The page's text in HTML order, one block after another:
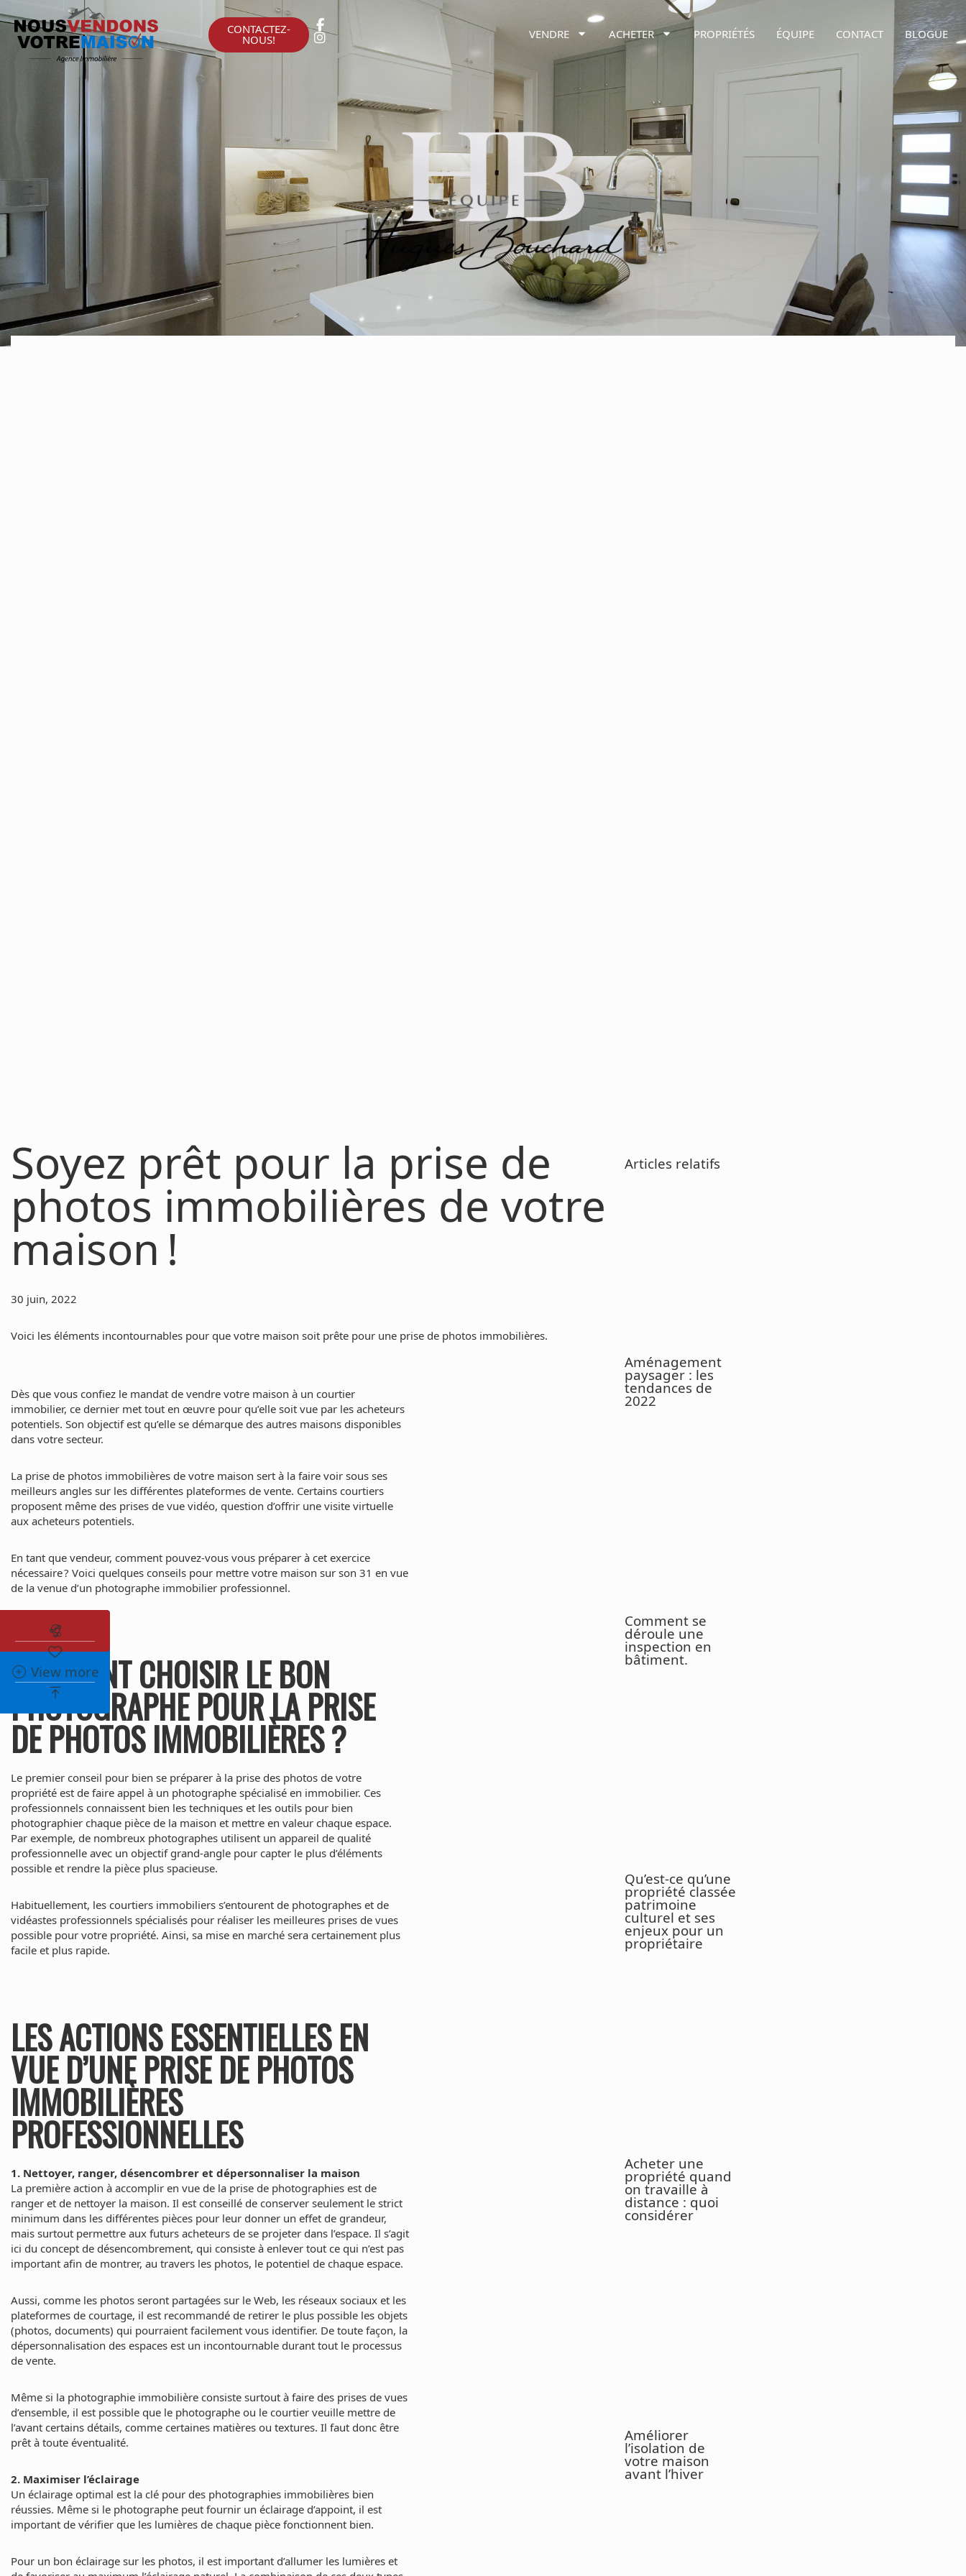
CONTACTEZ-
NOUS! VENDRE ACHETER PROPRIÉTÉS ÉQUIPE CONTACT BLOGUE
Soyez prêt pour la prise de
photos immobilières de votre
maison !
30 juin, 2022
Voici les éléments incontournables pour que votre maison soit prête pour une prise de photos immobilières.
Dès que vous confiez le mandat de vendre votre maison à un courtier
immobilier, ce dernier met tout en œuvre pour qu’elle soit vue par les acheteurs
potentiels. Son objectif est qu’elle se démarque des autres maisons disponibles
dans votre secteur.
La prise de photos immobilières de votre maison sert à la faire voir sous ses
meilleurs angles sur les différentes plateformes de vente. Certains courtiers
proposent même des prises de vue vidéo, question d’offrir une visite virtuelle
aux acheteurs potentiels.
En tant que vendeur, comment pouvez-vous vous préparer à cet exercice
nécessaire ? Voici quelques conseils pour mettre votre maison sur son 31 en vue
de la venue d’un photographe immobilier professionnel.
COMMENT CHOISIR LE BON
PHOTOGRAPHE POUR LA PRISE
DE PHOTOS IMMOBILIÈRES ?
Le premier conseil pour bien se préparer à la prise des photos de votre
propriété est de faire appel à un photographe spécialisé en immobilier. Ces
professionnels connaissent bien les techniques et les outils pour bien
photographier chaque pièce de la maison et mettre en valeur chaque espace.
Par exemple, de nombreux photographes utilisent un appareil de qualité
professionnelle avec un objectif grand-angle pour capter le plus d’éléments
possible et rendre la pièce plus spacieuse.
Habituellement, les courtiers immobiliers s’entourent de photographes et de
vidéastes professionnels spécialisés pour réaliser les meilleures prises de vues
possible pour votre propriété. Ainsi, sa mise en marché sera certainement plus
facile et plus rapide.
LES ACTIONS ESSENTIELLES EN
VUE D’UNE PRISE DE PHOTOS
IMMOBILIÈRES
PROFESSIONNELLES
1. Nettoyer, ranger, désencombrer et dépersonnaliser la maison
La première action à accomplir en vue de la prise de photographies est de
ranger et de nettoyer la maison. Il est conseillé de conserver seulement le strict
minimum dans les différentes pièces pour leur donner un effet de grandeur,
mais surtout permettre aux futurs acheteurs de se projeter dans l’espace. Il s’agit
ici du concept de désencombrement, qui consiste à enlever tout ce qui n’est pas
important afin de montrer, au travers les photos, le potentiel de chaque espace.
Aussi, comme les photos seront partagées sur le Web, les réseaux sociaux et les
plateformes de courtage, il est recommandé de retirer le plus possible les objets
(photos, documents) qui pourraient facilement vous identifier. De toute façon, la
dépersonnalisation des espaces est un incontournable durant tout le processus
de vente.
Même si la photographie immobilière consiste surtout à faire des prises de vues
d’ensemble, il est possible que le photographe ou le courtier veuille mettre de
l’avant certains détails, comme certaines matières ou textures. Il faut donc être
prêt à toute éventualité.
2. Maximiser l’éclairage
Un éclairage optimal est la clé pour des photographies immobilières bien
réussies. Même si le photographe peut fournir un éclairage d’appoint, il est
important de vérifier que les lumières de chaque pièce fonctionnent bien.
Pour un bon éclairage sur les photos, il est important d’allumer les lumières et
Articles relatifs
Aménagement
paysager : les
tendances de
2022
Comment se
déroule une
inspection en
bâtiment.
Qu’est-ce qu’une
propriété classée
patrimoine
culturel et ses
enjeux pour un
propriétaire
Acheter une
propriété quand
on travaille à
distance : quoi
considérer
Améliorer
l’isolation de
votre maison
avant l’hiver
View more